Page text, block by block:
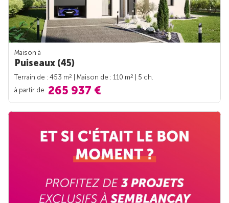
Maison à
Puiseaux (45)
Terrain de : 453 m2 | Maison de : 110 m2
| 5 ch.
à partir de 265 937 €